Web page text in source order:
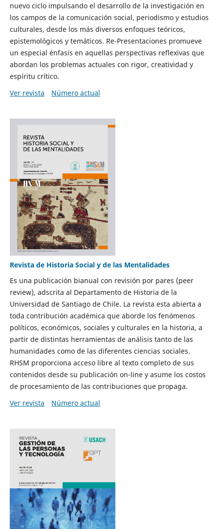
nuevo ciclo impulsando el desarrollo de la investigación en
los campos de la comunicación social, periodismo y estudios
culturales, desde los más diversos enfoques teóricos,
epistemológicos y temáticos. Re-Presentaciones promueve
un especial énfasis en aquellas perspectivas reflexivas que
abordan los problemas actuales con rigor, creatividad y
espíritu crítico.
Ver revista
Número actual
Revista de Historia Social y de las Mentalidades
Es una publicación bianual con revisión por pares (peer
review), adscrita al Departamento de Historia de la
Universidad de Santiago de Chile. La revista esta abierta a
toda contribución académica que aborde los fenómenos
políticos, económicos, sociales y culturales en la historia, a
partir de distintas herramientas de análisis tanto de las
humanidades como de las diferentes ciencias sociales.
RHSM proporciona acceso libre al texto completo de sus
contenidos desde su publicación on-line y asume los costos
de procesamiento de las contribuciones que propaga.
Ver revista
Número actual